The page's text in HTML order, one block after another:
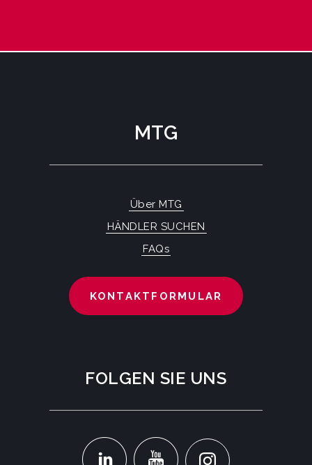
MTG
Über MTG
HÄNDLER SUCHEN
FAQs
KONTAKTFORMULAR
FOLGEN SIE UNS